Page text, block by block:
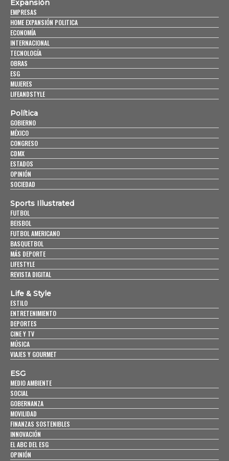
Expansión
EMPRESAS
HOME EXPANSIÓN POLITICA
ECONOMÍA
INTERNACIONAL
TECNOLOGÍA
OBRAS
ESG
MUJERES
LIFEANDSTYLE
Política
GOBIERNO
MÉXICO
CONGRESO
CDMX
ESTADOS
OPINIÓN
SOCIEDAD
Sports Illustrated
FUTBOL
BEISBOL
FUTBOL AMERICANO
BASQUETBOL
MÁS DEPORTE
LIFESTYLE
REVISTA DIGITAL
Life & Style
ESTILO
ENTRETENIMIENTO
DEPORTES
CINE Y TV
MÚSICA
VIAJES Y GOURMET
ESG
MEDIO AMBIENTE
SOCIAL
GOBERNANZA
MOVILIDAD
FINANZAS SOSTENIBLES
INNOVACIÓN
EL ABC DEL ESG
OPINIÓN